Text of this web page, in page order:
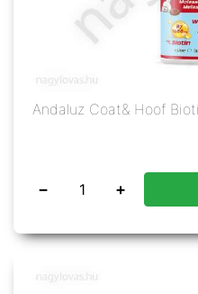
Andaluz Coat& Hoof
− +